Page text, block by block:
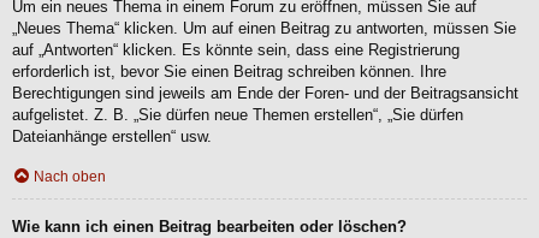
Um ein neues Thema in einem Forum zu eröffnen, müssen Sie auf
„Neues Thema“ klicken. Um auf einen Beitrag zu antworten, müssen Sie
auf „Antworten“ klicken. Es könnte sein, dass eine Registrierung
erforderlich ist, bevor Sie einen Beitrag schreiben können. Ihre
Berechtigungen sind jeweils am Ende der Foren- und der Beitragsansicht
aufgelistet. Z. B. „Sie dürfen neue Themen erstellen“, „Sie dürfen
Dateianhänge erstellen“ usw.
Nach oben
Wie kann ich einen Beitrag bearbeiten oder löschen?